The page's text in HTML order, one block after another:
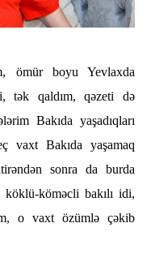
ömür boyu Yevlaxda
tək qaldım, qəzeti də
Bakıda yaşadıqları
vaxt Bakıda yaşamaq
sonra da burda
köklü-köməcli bakılı idi,
o vaxt özümlə çəkib